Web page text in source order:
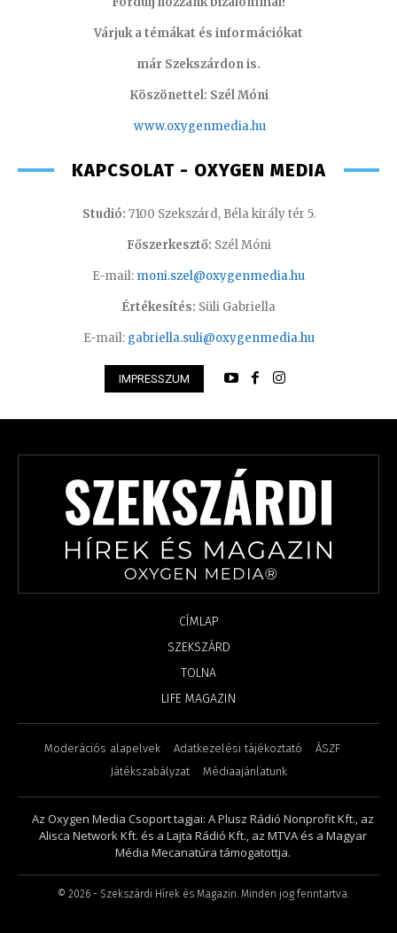
Várjuk a témákat és információkat
már Szekszárdon is.
Köszönettel: Szél Móni
www.oxygenmedia.hu
KAPCSOLAT - OXYGEN MEDIA
Studió: 7100 Szekszárd, Béla király tér 5.
Főszerkesztő: Szél Móni
E-mail: moni.szel@oxygenmedia.hu
Értékesítés: Süli Gabriella
E-mail: gabriella.suli@oxygenmedia.hu
IMPRESSZUM
CÍMLAP
SZEKSZÁRD
TOLNA
LIFE MAGAZIN
Moderációs alapelvek Adatkezelési tájékoztató
ÁSZF
Játékszabályzat
Médiaajánlatunk
Az Oxygen Media Csoport tagjai: A Plusz Rádió Nonprofit Kft., az
Alisca Network Kft. és a Lajta Rádió Kft., az MTVA és a Magyar
Média Mecanatúra támogatottja.
© 2026- Szekszárdi Hírek és Magazin. Minden jog fenntartva.